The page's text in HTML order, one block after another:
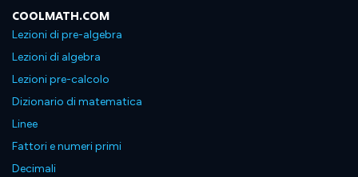
COOLMATH.COM
Lezioni di pre-algebra
Lezioni di algebra
Lezioni pre-calcolo
Dizionario di matematica
Linee
Fattori e numeri primi
Decimali